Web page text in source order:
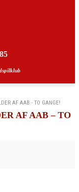
AF AAB - TO GANGE!
AF AAB – TO